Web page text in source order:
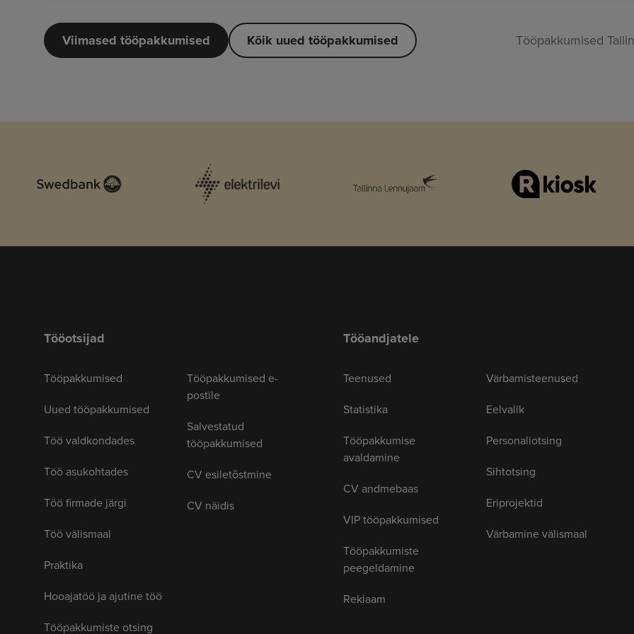
Viimased tööpakkumised Kõik uued tööpakkumised Tööpakkumised
Tööotsijad
Tööpakkumised
Uued tööpakkumised
Töö valdkondades
Töö asukohtades
Töö firmade järgi
Töö välismaal
Praktika
Hooajatöö ja ajutine töö
Tööpakkumiste otsing
Tööpakkumised e-
postile
Salvestatud
tööpakkumised
CV esiletõstmine
CV näidis
Tööandjatele
Teenused
Statistika
Tööpakkumise
avaldamine
CV andmebaas
VIP tööpakkumised
Tööpakkumiste
peegeldamine
Reklaam
Värbamisteenused
Eelvalik
Personaliotsing
Sihtotsing
Eriprojektid
Värbamine välismaal